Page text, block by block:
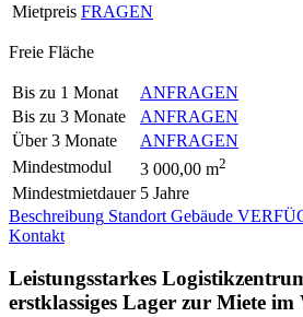
Mietpreis FRAGEN
Freie Fläche
Bis zu 1 Monat
ANFRAGEN
Bis zu 3 Monate
ANFRAGEN
Über 3 Monate
ANFRAGEN
Mindestmodul
3 000,00 m2
Mindestmietdauer 5 Jahre
Beschreibung Standort Gebäude
Kontakt
Leistungsstarkes
erstklassiges Lager zur Miete im